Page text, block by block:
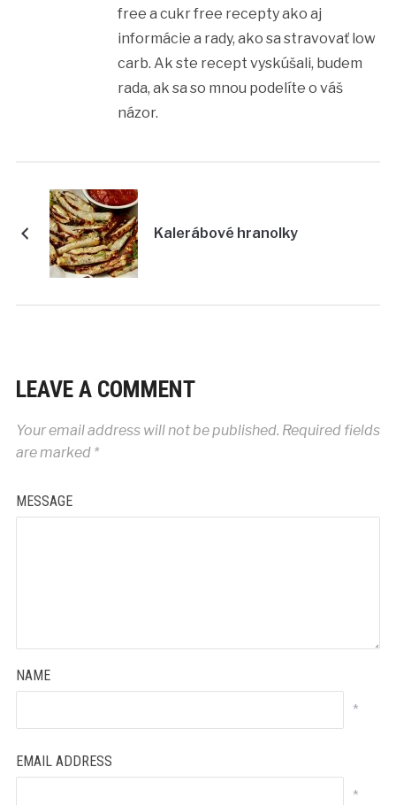
free a cukr free recepty ako aj
informácie a rady, ako sa stravovať low
carb. Ak ste recept vyskúšali, budem
rada, ak sa so mnou podelíte o váš
názor.
Kalerábové hranolky
LEAVE A COMMENT
Your email address will not be published. Required fields
are marked *
MESSAGE
NAME
*
EMAIL ADDRESS
*